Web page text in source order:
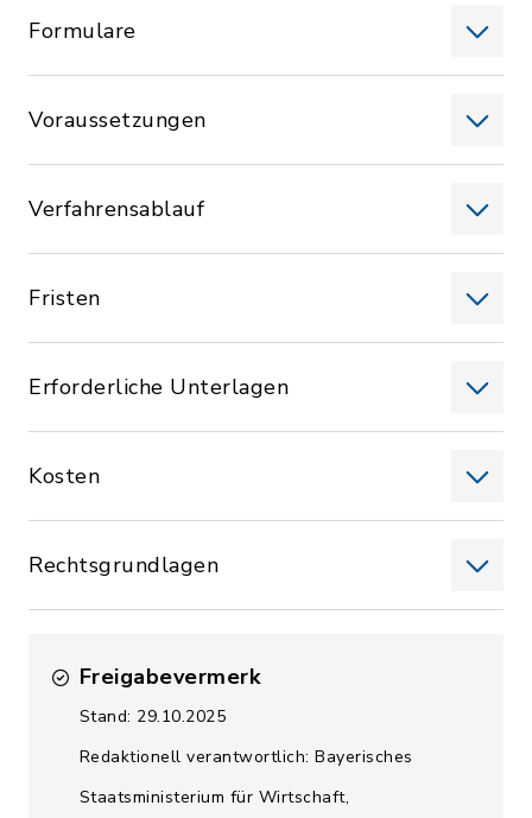
Formulare
Voraussetzungen
Verfahrensablauf
Fristen
Erforderliche Unterlagen
Kosten
Rechtsgrundlagen
Freigabevermerk
Stand: 29.10.2025
Redaktionell verantwortlich: Bayerisches
Staatsministerium für Wirtschaft,